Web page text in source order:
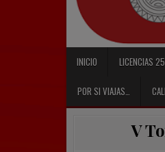
INICIO LICENCIAS
POR SI VIAJAS…
V